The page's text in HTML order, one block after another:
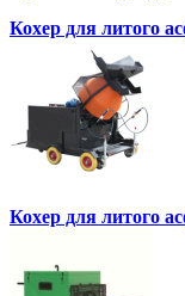
Кохер для литого
Кохер для литого